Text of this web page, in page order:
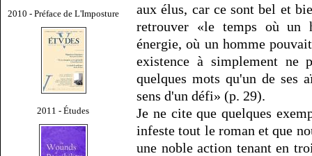
2010 - Préface de L'Imposture
2011 - Études
aux élus, car ce sont bel et
retrouver «le temps où un
énergie, où un homme
existence à simplement ne
quelques mots qu'un de ses
sens d'un défi» (p. 29).
Je ne cite que quelques
infeste tout le roman et que
une noble action tenant en